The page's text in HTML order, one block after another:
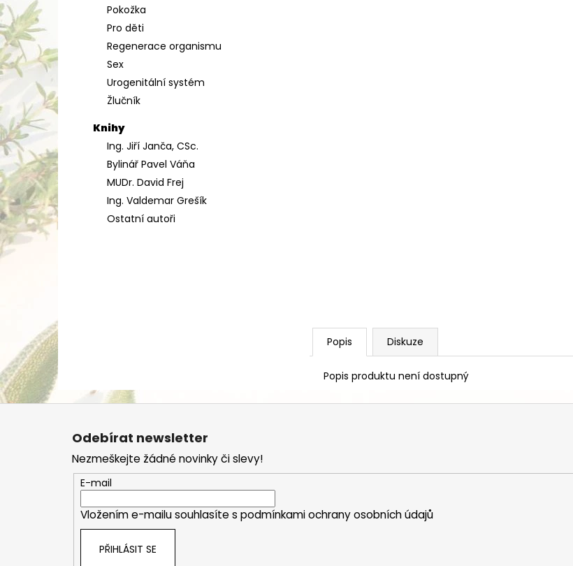
Pokožka
Pro děti
Regenerace organismu
Sex
Urogenitální systém
Žlučník
Knihy
Ing. Jiří Janča, CSc.
Bylinář Pavel Váňa
MUDr. David Frej
Ing. Valdemar Grešík
Ostatní autoři
Popis Diskuze
Popis produktu není dostupný
Z
Odebírat newsletter
Nezmeškejte žádné novinky či slevy!
E-mail
Vložením e-mailu souhlasíte s podmínkami ochrany osobních údajů
PŘIHLÁSIT SE